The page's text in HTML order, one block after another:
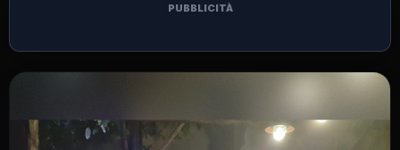
PUBBLICITÀ